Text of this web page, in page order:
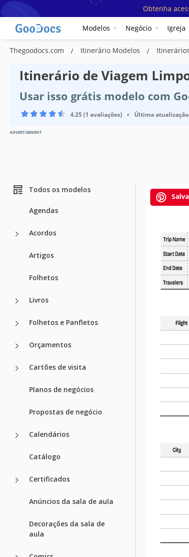
Obtenha
Modelos Negócio Igreja
Thegoodocs.com Itinerário Modelos
Itinerário de Viagem
Usar isso grátis modelo com
4.25 (1 avaliações) • Última atualização
ADVERTISEMENT
Todos os modelos
Agendas
Acordos
Artigos
Folhetos
Livros
Folhetos e Panfletos
Orçamentos
Cartões de visita
Planos de negócios
Propostas de negócio
Calendários
Catálogo
Certificados
Anúncios da sala de aula
Decorações da sala de
aula